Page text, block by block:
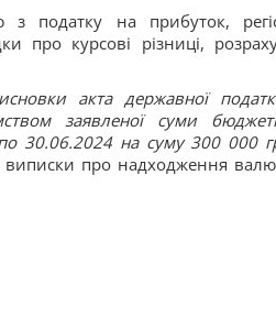
з податку на прибуток,
про курсові різниці,
акта державної
заявленої суми
30.06.2024 на суму 300 000
виписки про надходження